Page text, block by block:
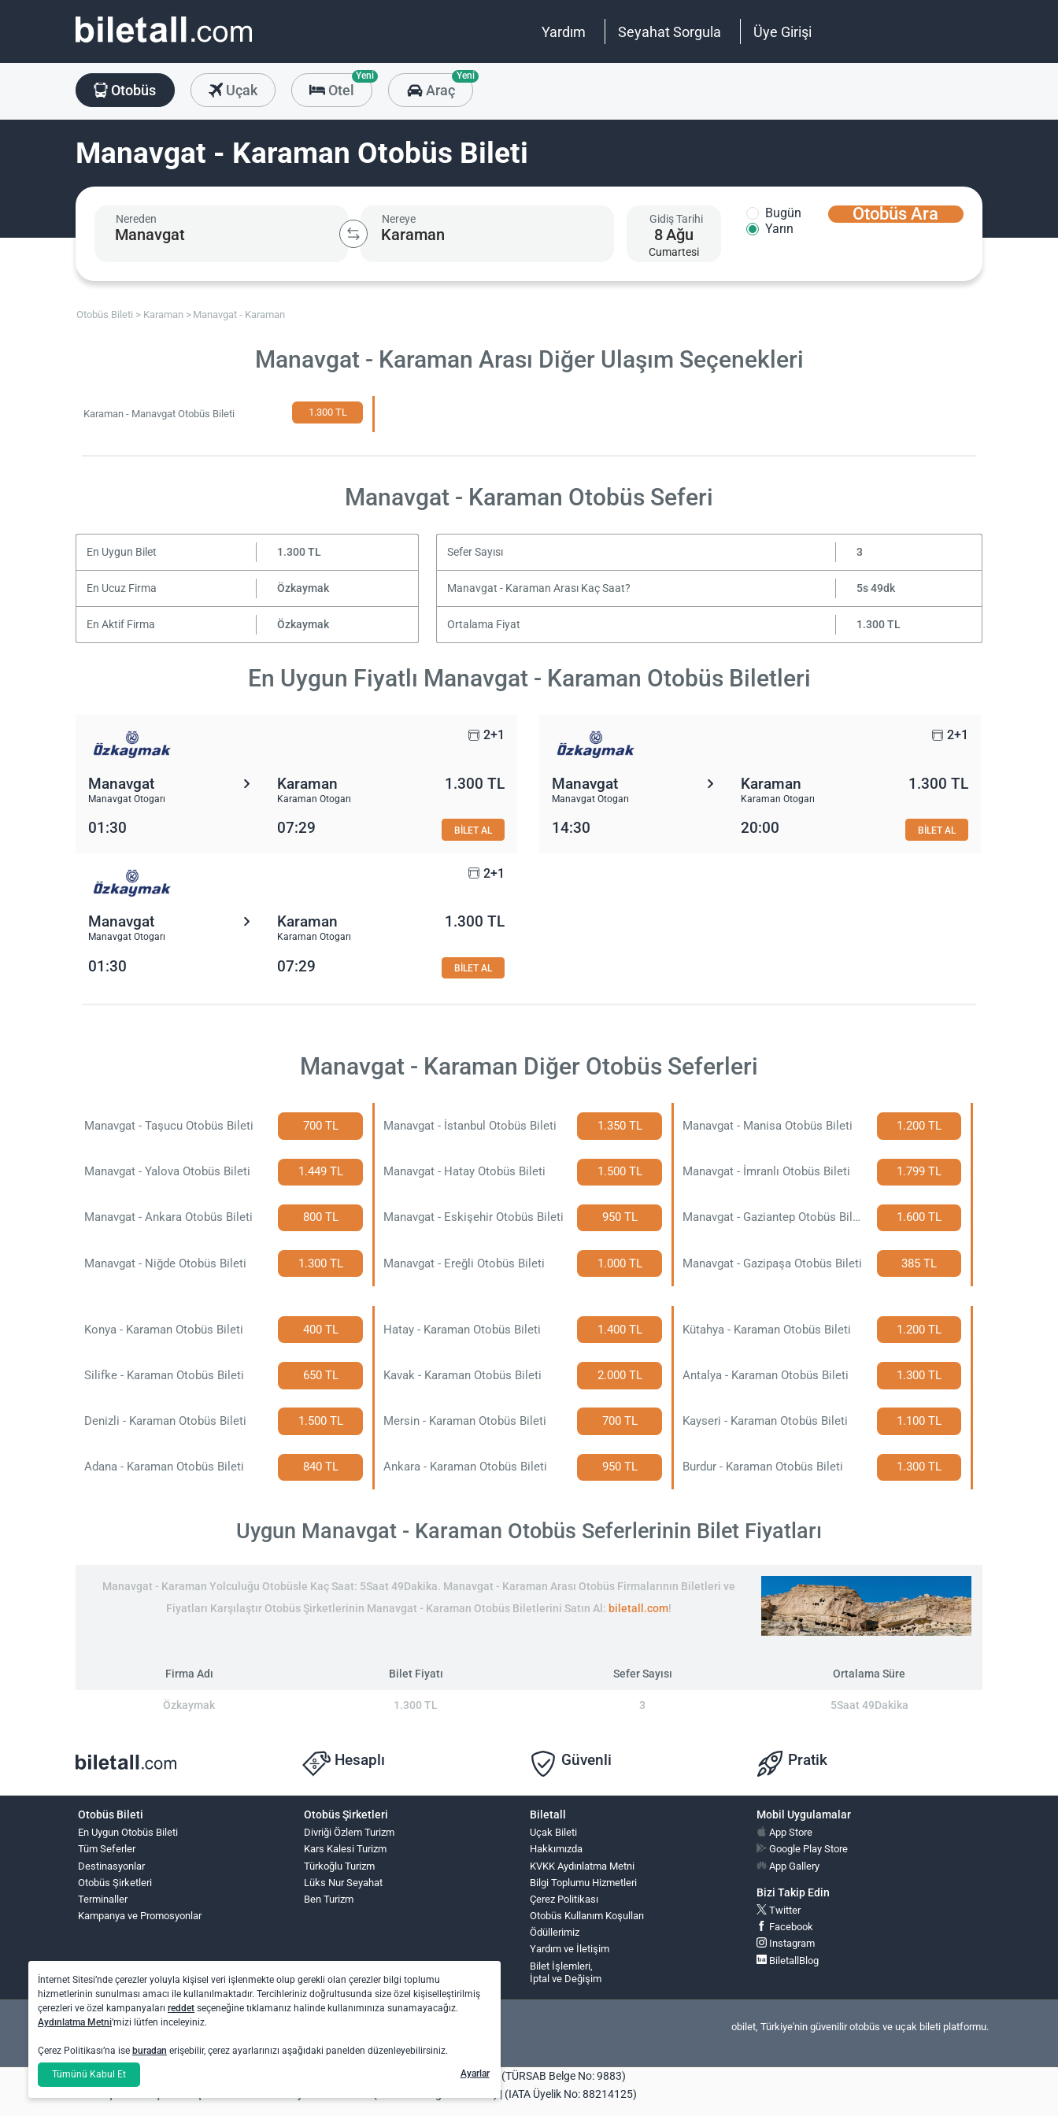
Yardım Seyahat Sorgula Üye Girişi
Otobüs Uçak Otel
Yeni
Araç
Yeni
Manavgat - Karaman Otobüs Bileti
Nereden Nereye Gidiş Tarihi
8Ağu
Cumartesi
Bugün
Yarın
Otobüs Ara
Otobüs Bileti Karaman Manavgat - Karaman
Manavgat - Karaman Arası Diğer Ulaşım Seçenekleri
Karaman - Manavgat Otobüs Bileti 1.300 TL
Manavgat - Karaman Otobüs Seferi
En Uygun Bilet 1.300 TL Sefer Sayısı 3
En Ucuz Firma Özkaymak Manavgat - Karaman Arası Kaç Saat? 5s 49dk
En Aktif Firma Özkaymak Ortalama Fiyat 1.300 TL
En Uygun Fiyatlı Manavgat - Karaman Otobüs Biletleri
2+1
Manavgat
Manavgat Otogarı
Karaman
Karaman Otogarı
1.300 TL
01:30 07:29 BİLET AL
2+1
Manavgat
Manavgat Otogarı
Karaman
Karaman Otogarı
1.300 TL
14:30 20:00 BİLET AL
2+1
Manavgat
Manavgat Otogarı
Karaman
Karaman Otogarı
1.300 TL
01:30 07:29 BİLET AL
Manavgat - Karaman Diğer Otobüs Seferleri
Manavgat - Taşucu Otobüs Bileti 700 TL Manavgat - İstanbul Otobüs Bileti 1.350 TL Manavgat - Manisa Otobüs Bileti 1.200 TL
Manavgat - Yalova Otobüs Bileti 1.449 TL Manavgat - Hatay Otobüs Bileti 1.500 TL Manavgat - İmranlı Otobüs Bileti 1.799 TL
Manavgat - Ankara Otobüs Bileti 800 TL Manavgat - Eskişehir Otobüs Bileti 950 TL Manavgat - Gaziantep Otobüs Bileti 1.600 TL
Manavgat - Niğde Otobüs Bileti 1.300 TL Manavgat - Ereğli Otobüs Bileti 1.000 TL Manavgat - Gazipaşa Otobüs Bileti 385 TL
Konya - Karaman Otobüs Bileti 400 TL Hatay - Karaman Otobüs Bileti 1.400 TL Kütahya - Karaman Otobüs Bileti 1.200 TL
Silifke - Karaman Otobüs Bileti 650 TL Kavak - Karaman Otobüs Bileti 2.000 TL Antalya - Karaman Otobüs Bileti 1.300 TL
Denizli - Karaman Otobüs Bileti 1.500 TL Mersin - Karaman Otobüs Bileti 700 TL Kayseri - Karaman Otobüs Bileti 1.100 TL
Adana - Karaman Otobüs Bileti 840 TL Ankara - Karaman Otobüs Bileti 950 TL Burdur - Karaman Otobüs Bileti 1.300 TL
Uygun Manavgat - Karaman Otobüs Seferlerinin Bilet Fiyatları
Manavgat - Karaman Yolculuğu Otobüsle Kaç Saat: 5Saat 49Dakika. Manavgat - Karaman Arası Otobüs Firmalarının Biletleri ve
Fiyatları Karşılaştır Otobüs Şirketlerinin Manavgat - Karaman Otobüs Biletlerini Satın Al: biletall.com!
Firma Adı Bilet Fiyatı Sefer Sayısı Ortalama Süre
Özkaymak 1.300 TL 3 5Saat 49Dakika
Hesaplı Güvenli Pratik
Otobüs Bileti
En Uygun Otobüs Bileti
Tüm Seferler
Destinasyonlar
Otobüs Şirketleri
Terminaller
Kampanya ve Promosyonlar
Otobüs Şirketleri
Divriği Özlem Turizm
Kars Kalesi Turizm
Türkoğlu Turizm
Lüks Nur Seyahat
Ben Turizm
Biletall
Uçak Bileti
Hakkımızda
KVKK Aydınlatma Metni
Bilgi Toplumu Hizmetleri
Çerez Politikası
Otobüs Kullanım Koşulları
Ödüllerimiz
Yardım ve İletişim
Bilet İşlemleri,
İptal ve Değişim
Mobil Uygulamalar
App Store
Google Play Store
App Gallery
Bizi Takip Edin
Twitter
Facebook
Instagram
BiletallBlog
obilet, Türkiye'nin güvenilir otobüs ve uçak bileti platformu.
Otel rezervasyon ve otobüs bileti işlemleri için: Obilet.com Turizm Seyahat Acentası (TÜRSAB Belge No: 9883)
Uçak bileti işlemleri için: Biletall Turizm Seyahat Acentası (TÜRSAB Belge No: 4443) | (IATA Üyelik No: 88214125)
İnternet Sitesi’nde çerezler yoluyla kişisel veri işlenmekte olup gerekli olan çerezler bilgi toplumu
hizmetlerinin sunulması amacı ile kullanılmaktadır. Tercihleriniz doğrultusunda size özel kişiselleştirilmiş
çerezleri ve özel kampanyaları reddet seçeneğine tıklamanız halinde kullanımınıza sunamayacağız.
Aydınlatma Metni’mizi lütfen inceleyiniz.
Çerez Politikası’na ise buradan erişebilir, çerez ayarlarınızı aşağıdaki panelden düzenleyebilirsiniz.
Tümünü Kabul Et Ayarlar